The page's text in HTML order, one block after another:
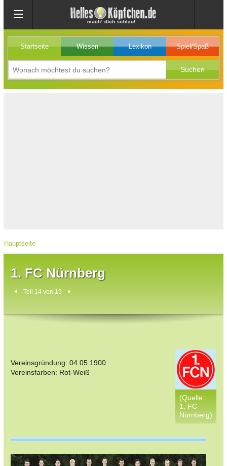
Startseite Wissen Lexikon Spiel/Spaß
Hauptseite
1. FC Nürnberg
Teil 14 von 19
(Quelle:
1. FC
Nürnberg)
Vereinsgründung: 04.05.1900
Vereinsfarben: Rot-Weiß